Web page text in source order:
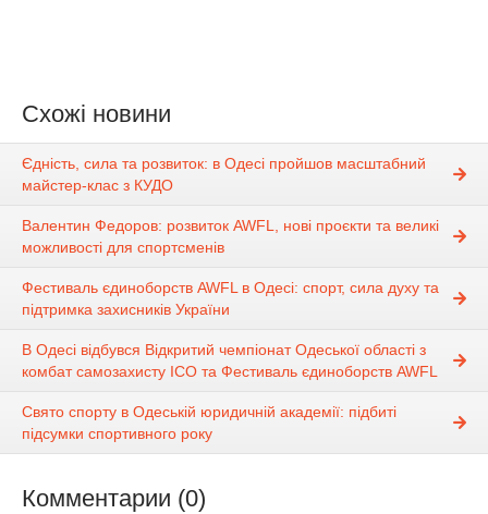
Схожі новини
Єдність, сила та розвиток: в Одесі пройшов масштабний
майстер-клас з КУДО
Валентин Федоров: розвиток AWFL, нові проєкти та великі
можливості для спортсменів
Фестиваль єдиноборств AWFL в Одесі: спорт, сила духу та
підтримка захисників України
В Одесі відбувся Відкритий чемпіонат Одеської області з
комбат самозахисту ІСО та Фестиваль єдиноборств AWFL
Свято спорту в Одеській юридичній академії: підбиті
підсумки спортивного року
Комментарии (0)